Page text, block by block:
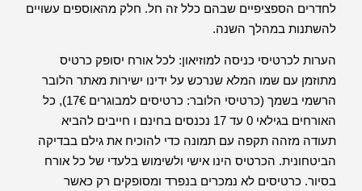
לחדרים הספציפיים שבהם כלל זה חל. חלק מהאוספים עשויים
להשתנות במהלך השנה.
הערות לכרטיסי כניסה למוזיאון: לכל אורח יסופק כרטיס
מתוזמן עם שמו המלא שנרכש על ידינו ישירות מאתר הלובר
הרשמי בשמך (כרטיסי הלובר: כרטיסים למבוגרים 17€), כל
האורחים בגילאי 0 עד 17 נכנסים בחינם ו חייבים להביא
תעודה מזהה תקפה עם תמונה כדי להוכיח את גילם בבדיקה
הביטחונית. הכרטיס הינו אישי ולשימוש בלעדי של כל אורח
בסיור. כרטיסים לא נמכרים בנפרד ומסופקים רק כאשר